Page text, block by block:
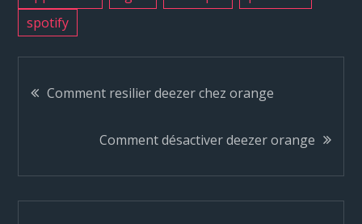
spotify
N
v
Comment resilier deezer chez orange
Comment désactiver deezer orange